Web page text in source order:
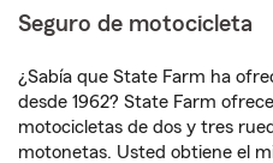
Seguro de motocicleta
¿Sabía que State Farm ha
desde 1962? State Farm
motocicletas de dos y tres
motonetas. Usted obtiene el